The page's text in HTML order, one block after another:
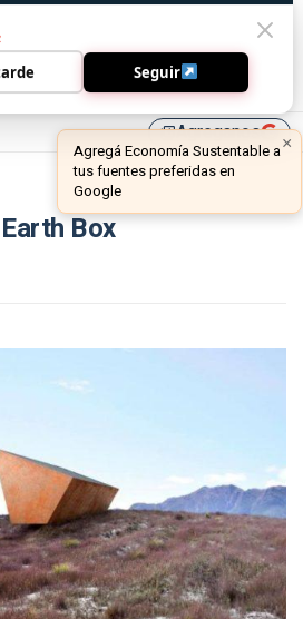
library_addAgreganos ×
Agregá Economía Sustentable a
tus fuentes preferidas en
Google
Box
Seguir